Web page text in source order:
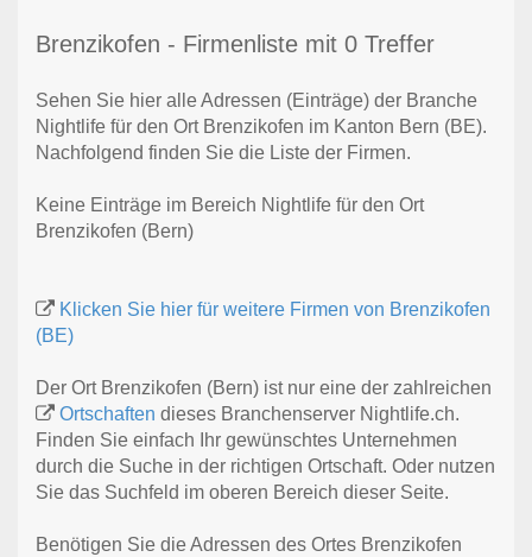
Brenzikofen - Firmenliste mit 0 Treffer
Sehen Sie hier alle Adressen (Einträge) der Branche
Nightlife für den Ort Brenzikofen im Kanton Bern (BE).
Nachfolgend finden Sie die Liste der Firmen.
Keine Einträge im Bereich Nightlife für den Ort
Brenzikofen (Bern)
Klicken Sie hier für weitere Firmen von Brenzikofen
(BE)
Der Ort Brenzikofen (Bern) ist nur eine der zahlreichen
Ortschaften dieses Branchenserver Nightlife.ch.
Finden Sie einfach Ihr gewünschtes Unternehmen
durch die Suche in der richtigen Ortschaft. Oder nutzen
Sie das Suchfeld im oberen Bereich dieser Seite.
Benötigen Sie die Adressen des Ortes Brenzikofen